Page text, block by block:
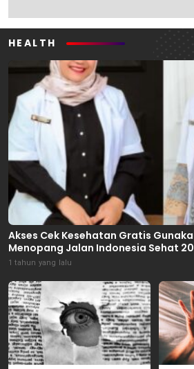
HEALTH
Akses Cek Kesehatan Gratis
Menopang Jalan Indonesia Sehat
1 tahun yang lalu